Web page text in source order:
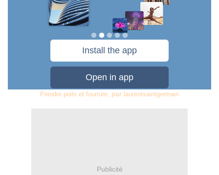
Peindre poils et fourrure , par laurentsaintgermain
Publicité